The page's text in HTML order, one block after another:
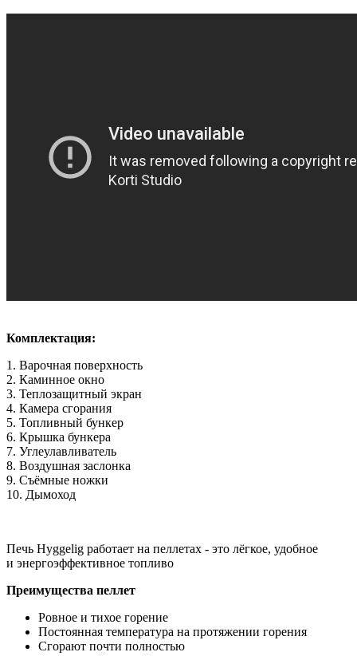
Комплектация:
1. Варочная поверхность
2. Каминное окно
3. Теплозащитный экран
4. Камера сгорания
5. Топливный бункер
6. Крышка бункера
7. Углеулавливатель
8. Воздушная заслонка
9. Съёмные ножки
10. Дымоход
Печь Hyggelig работает на пеллетах - это лёгкое, удобное
и энергоэффективное топливо
Преимущества пеллет
Ровное и тихое горение
Постоянная температура на протяжении горения
Сгорают почти полностью